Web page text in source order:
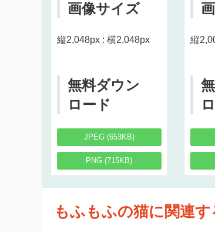
画像サイズ
縦2,048px : 横2,048px
無料ダウン
ロード
JPEG (653KB)
PNG (715KB)
縦
もふもふの猫に関連